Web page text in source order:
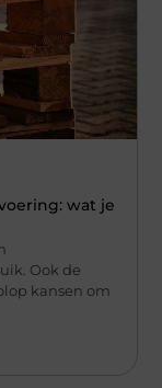
wat je
Ook de
kansen om